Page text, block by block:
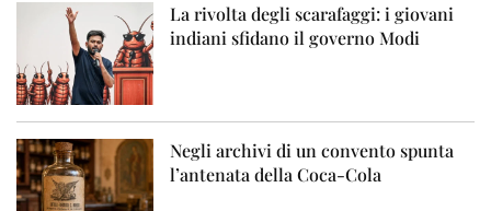
La rivolta degli scarafaggi: i giovani
indiani sfidano il governo Modi
Negli archivi di un convento spunta
l’antenata della Coca-Cola